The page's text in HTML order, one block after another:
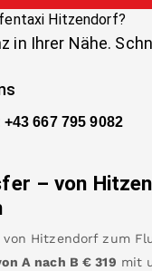
Hitzendorf?
in Ihrer Nähe.
+43 667 795 9082
– von
Hitzendorf zum
A nach B €319 mit